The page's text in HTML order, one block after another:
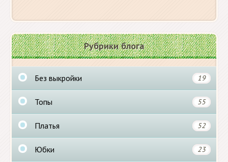
Рубрики блога
Без выкройки 19
Топы 55
Платья 52
Юбки 23